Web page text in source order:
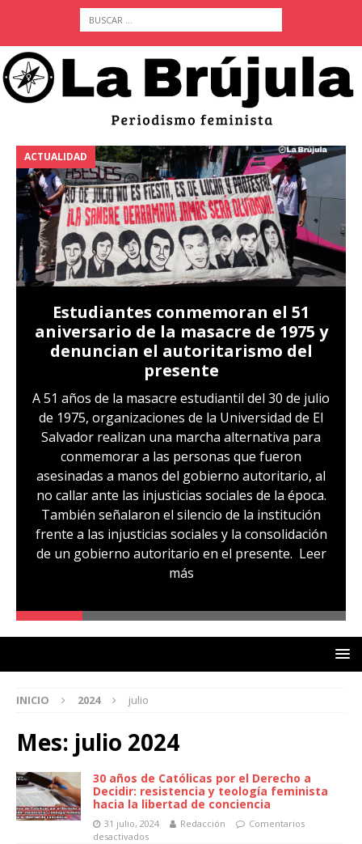
ACTUALIDAD
Estudiantes conmemoran el 51
aniversario de la masacre de 1975 y
denuncian el autoritarismo del
presente
A 51 años de la masacre estudiantil del 30 de julio
de 1975, organizaciones de la Universidad de El
Salvador realizan una marcha alternativa para
conmemorar a las personas que fueron
asesinadas a manos del gobierno autoritario, al
no callar ante las injusticias sociales de la época.
También señalaron el silencio de la institución
frente a las injusticias sociales y la consolidación
de un gobierno autoritario en el presente. Leer
más
INICIO 2024 julio
Mes: julio 2024
30 años de Católicas por el Derecho a
Decidir: resistencia y teología feminista
hacia la libertad de conciencia
31 julio, 2024 Redacción
Comentarios
desactivados